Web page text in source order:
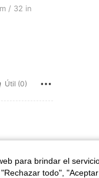
/ 28 in, Caderas: 96 cm /
/ 32 in
Útil (0)
para brindar el
todo",